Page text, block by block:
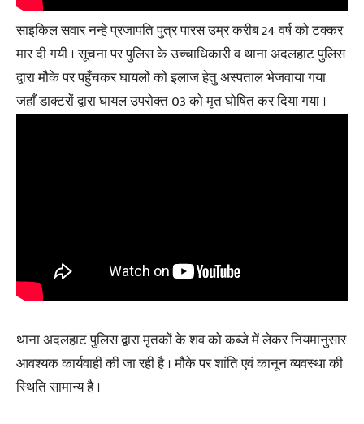
साइकिल सवार नन्हे प्रजापति पुत्र पारस उम्र करीब 24 वर्ष को टक्कर
मार दी गयी । सूचना पर पुलिस के उच्चाधिकारी व थाना अदलहाट पुलिस
द्वारा मौके पर पहुँचकर घायलों को इलाज हेतु अस्पताल भेजवाया गया
जहाँ डाक्टरों द्वारा घायल उपरोक्त 03 को मृत घोषित कर दिया गया ।
थाना अदलहाट पुलिस द्वारा मृतकों के शव को कब्जे में लेकर नियमानुसार
आवश्यक कार्यवाही की जा रही है । मौके पर शांति एवं कानून व्यवस्था की
स्थिति सामान्य है ।